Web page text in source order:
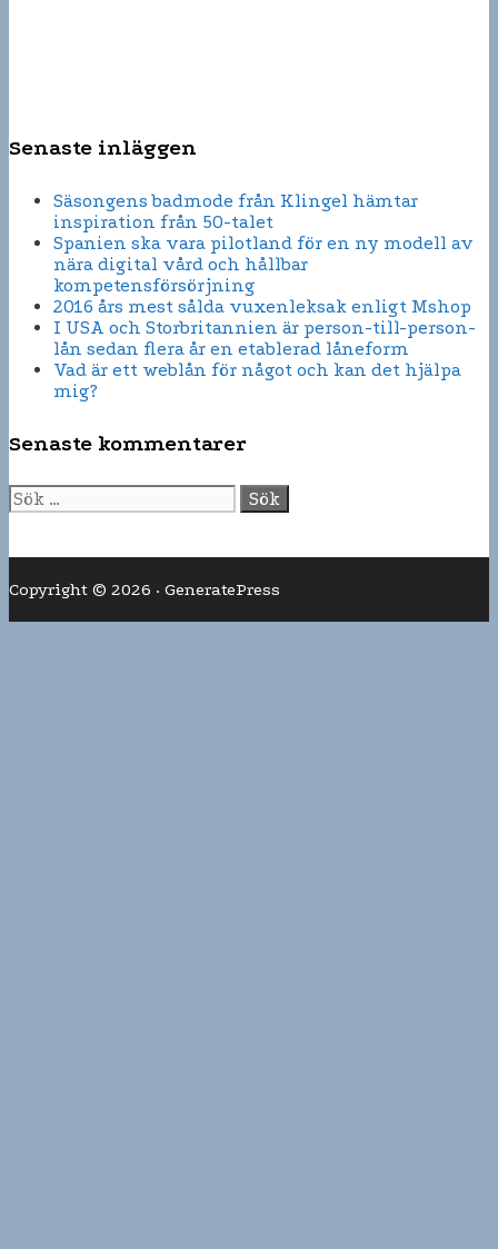
Senaste inläggen
Säsongens badmode från Klingel hämtar
inspiration från 50-talet
Spanien ska vara pilotland för en ny modell av
nära digital vård och hållbar
kompetensförsörjning
2016 års mest sålda vuxenleksak enligt Mshop
I USA och Storbritannien är person-till-person-
lån sedan flera år en etablerad låneform
Vad är ett weblån för något och kan det hjälpa
mig?
Senaste kommentarer
Sök
efter:
Copyright © 2026 · GeneratePress